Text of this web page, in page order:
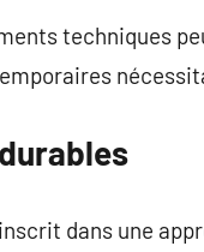
techniques
dans une